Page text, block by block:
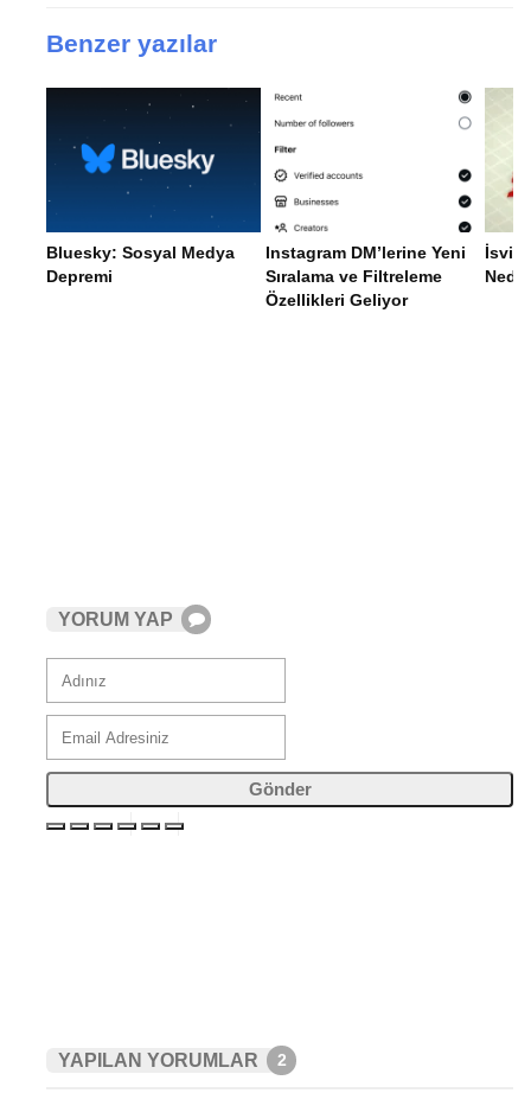
Benzer yazılar
Bluesky: Sosyal Medya
Depremi
Instagram DM’lerine Yeni
Sıralama ve Filtreleme
Özellikleri Geliyor
YORUM YAP
Gönder
YAPILAN YORUMLAR 2